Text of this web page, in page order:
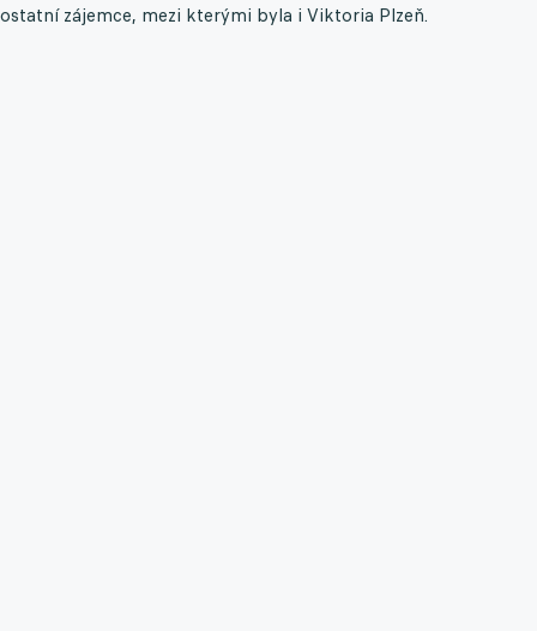
ostatní zájemce, mezi kterými byla i Viktoria Plzeň.